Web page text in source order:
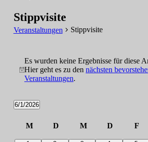
Stippvisite
Veranstaltungen Stippvisite
Hinweis
Es wurden keine Ergebnisse für diese
Hier geht es zu den nächsten
Veranstaltungen.
6/1/2026
wählen.
Kalender
M
D
M
D
F